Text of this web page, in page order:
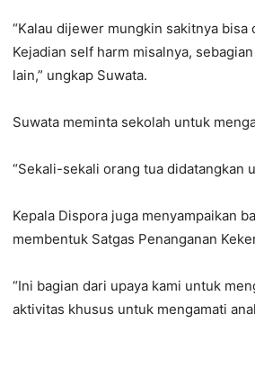
“Kalau dijewer mungkin sakitnya
Kejadian self harm misalnya,
lain,” ungkap Suwata.
Suwata meminta sekolah untuk
“Sekali-sekali orang tua didatangkan
Kepala Dispora juga menyampaikan
membentuk Satgas Penanganan
“Ini bagian dari upaya kami untuk
aktivitas khusus untuk mengamati